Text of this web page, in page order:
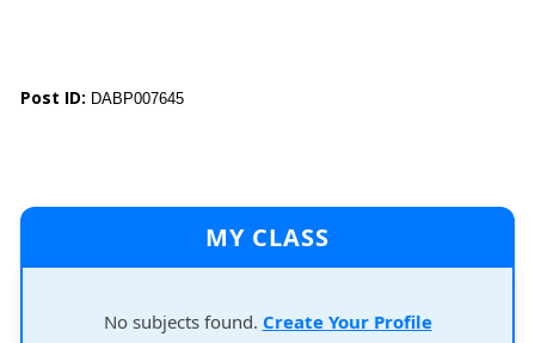
Post ID: DABP007645
MY CLASS
No subjects found. Create Your Profile